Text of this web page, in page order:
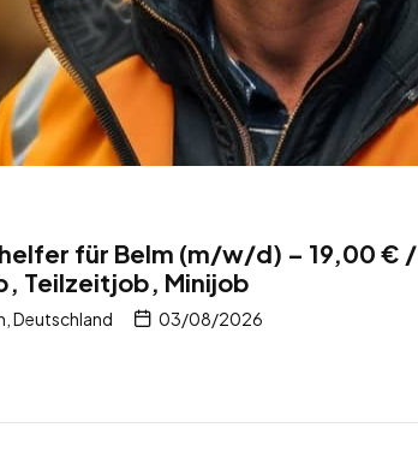
für Belm (m/w/d) – 19,00 € /
Teilzeitjob, Minijob
Deutschland 03/08/2026